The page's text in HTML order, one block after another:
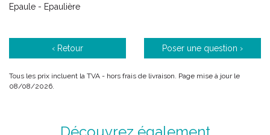
Epaule - Epaulière
‹ Retour Poser une question ›
Tous les prix incluent la TVA - hors frais de livraison. Page mise à jour le
08/08/2026.